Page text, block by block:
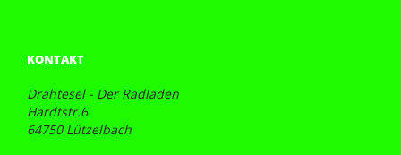
KONTAKT
Drahtesel - Der Radladen
Hardtstr.6
64750 Lützelbach